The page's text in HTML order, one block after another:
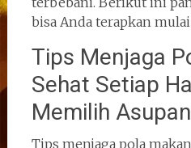
bisa Anda terapkan
Tips Menjaga
Sehat Setiap
Memilih
Tips menjaga pola